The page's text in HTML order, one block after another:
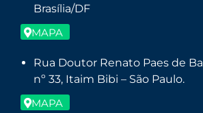
Brasília/DF
MAPA
Rua Doutor Renato Paes de
nº 33, Itaim Bibi – São Paulo.
MAPA